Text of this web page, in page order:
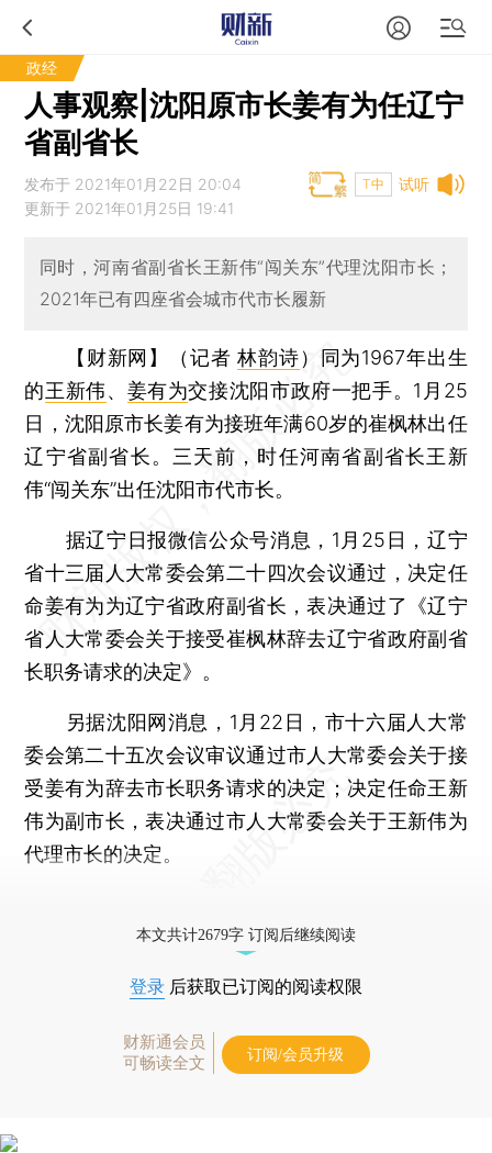
政经
人事观察|沈阳原市长姜有为任辽宁
省副省长
试听
发布于 2021年01月22日 20:04
更新于 2021年01月25日 19:41
T中
同时，河南省副省长王新伟“闯关东”代理沈阳市长；
2021年已有四座省会城市代市长履新
【财新网】（记者林韵诗）
同为1967年出生
的王新伟、 姜有为交接沈阳市政府一把手。1月25
日，沈阳原市长姜有为接班年满60岁的崔枫林出任
辽宁省副省长。三天前，时任河南省副省长王新
伟“闯关东”出任沈阳市代市长。
据辽宁日报微信公众号消息，1月25日，辽宁
省十三届人大常委会第二十四次会议通过，决定任
命姜有为为辽宁省政府副省长，表决通过了《辽宁
省人大常委会关于接受崔枫林辞去辽宁省政府副省
长职务请求的决定》。
另据沈阳网消息，1月22日，市十六届人大常
委会第二十五次会议审议通过市人大常委会关于接
受姜有为辞去市长职务请求的决定；决定任命王新
伟为副市长，表决通过市人大常委会关于王新伟为
代理市长的决定。
本文共计2679字 订阅后继续阅读
登录 后获取已订阅的阅读权限
财新通会员
可畅读全文
订阅/会员升级